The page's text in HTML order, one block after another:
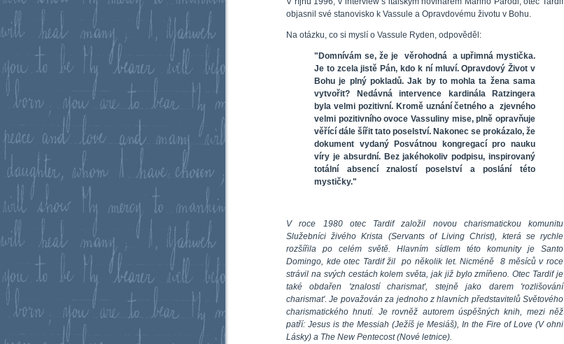
objasnil své stanovisko k Vassule a Opravdovému životu v Bohu.
Na otázku, co si myslí o Vassule Ryden, odpověděl:
"Domnívám se, že je věrohodná a upřimná mystička.
Je to zcela jistě Pán, kdo k ní mluví. Opravdový Život v
Bohu je plný pokladů. Jak by to mohla ta žena sama
vytvořit? Nedávná intervence kardinála Ratzingera
byla velmi pozitivní. Kromě uznání četného a zjevného
velmi pozitivního ovoce Vassuliny mise, plně opravňuje
věřící dále šířit tato poselství. Nakonec se prokázalo, že
dokument vydaný Posvátnou kongregací pro nauku
víry je absurdní. Bez jakéhokoliv podpisu, inspirovaný
totální absencí znalostí poselství a poslání této
mystičky."
V roce 1980 otec Tardif založil novou charismatickou komunitu
Služebníci živého Krista (Servants of Living Christ), která se rychle
rozšířila po celém světě. Hlavním sídlem této komunity je Santo
Domingo, kde otec Tardif žil po několik let. Nicméně 8 měsíců v roce
strávil na svých cestách kolem světa, jak již bylo zmíňeno. Otec Tardif je
také obdařen 'znalostí charismat', stejně jako darem 'rozlišování
charismat'. Je považován za jednoho z hlavních představitelů Světového
charismatického hnutí. Je rovněž autorem úspěšných knih, mezi něž
patří: Jesus is the Messiah (Ježíš je Mesiáš), In the Fire of Love (V ohni
Lásky) a The New Pentecost (Nové letnice).